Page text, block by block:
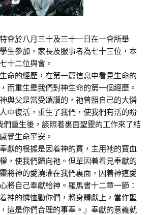
於八月三十及三十一日在一會所舉
生參加，家長及服事者為七十三位，本
十二位與會。
的經歷，在第一篇信息中看見生命的
而重生是我們對神生命的第一個經歷。
與父是當受頌讚的，祂曾照自己的大憐
中復活，重生了我們，使我們有活的盼
們重生後，該照着裏面聖靈的工作來了結
覺生命平安。
的根據是因着神的買，主用祂的寶血
，使我們歸向祂。但單因着看見奉獻的
將神的愛澆灌在我們裏面，因着神這愛
將自己奉獻給神。羅馬書十二章一節：
神的憐恤勸你們，將身體獻上，當作聖
這是你們合理的事奉。』奉獻的意義就